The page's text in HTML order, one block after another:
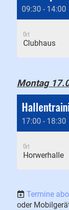
09:30 - 14:00
Ort
Clubhaus
Montag
17:00 - 18:30
Ort
Horwerhalle
Termine
oder